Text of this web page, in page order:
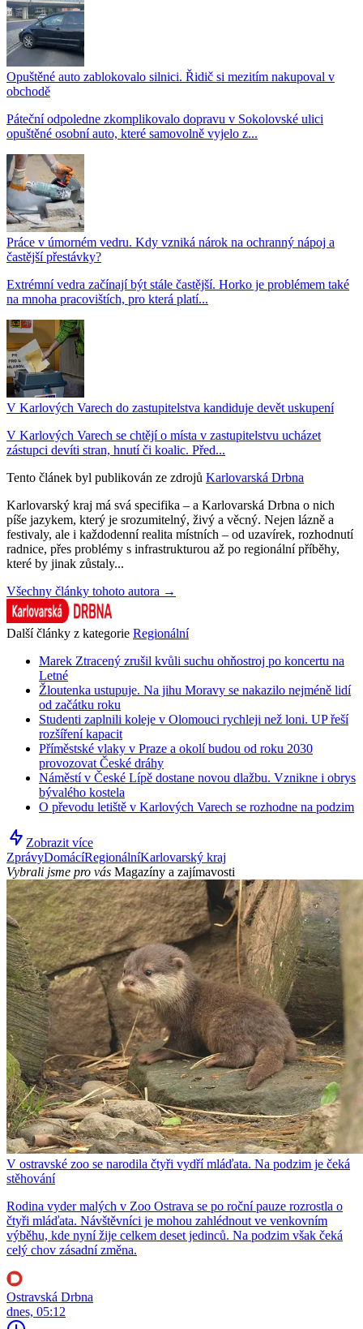
Opuštěné auto zablokovalo silnici. Řidič si mezitím nakupoval v
obchodě
Páteční odpoledne zkomplikovalo dopravu v Sokolovské ulici
opuštěné osobní auto, které samovolně vyjelo z...
Práce v úmorném vedru. Kdy vzniká nárok na ochranný nápoj a
častější přestávky?
Extrémní vedra začínají být stále častější. Horko je problémem také
na mnoha pracovištích, pro která platí...
V Karlových Varech do zastupitelstva kandiduje devět uskupení
V Karlových Varech se chtějí o místa v zastupitelstvu ucházet
zástupci devíti stran, hnutí či koalic. Před...
Tento článek byl publikován ze zdrojů Karlovarská Drbna
Karlovarský kraj má svá specifika – a Karlovarská Drbna o nich
píše jazykem, který je srozumitelný, živý a věcný. Nejen lázně a
festivaly, ale i každodenní realita místních – od uzavírek, rozhodnutí
radnice, přes problémy s infrastrukturou až po regionální příběhy,
které by jinak zůstaly...
Všechny články tohoto autora →
Další články z kategorie Regionální
Marek Ztracený zrušil kvůli suchu ohňostroj po koncertu na
Letné
Žloutenka ustupuje. Na jihu Moravy se nakazilo nejméně lidí
od začátku roku
Studenti zaplnili koleje v Olomouci rychleji než loni. UP řeší
rozšíření kapacit
Příměstské vlaky v Praze a okolí budou od roku 2030
provozovat České dráhy
Náměstí v České Lípě dostane novou dlažbu. Vznikne i obrys
bývalého kostela
O převodu letiště v Karlových Varech se rozhodne na podzim
Zobrazit více
ZprávyDomácíRegionálníKarlovarský kraj
Vybrali jsme pro vás Magazíny a zajímavosti
V ostravské zoo se narodila čtyři vydří mláďata. Na podzim je čeká
stěhování
Rodina vyder malých v Zoo Ostrava se po roční pauze rozrostla o
čtyři mláďata. Návštěvníci je mohou zahlédnout ve venkovním
výběhu, kde nyní žije celkem deset jedinců. Na podzim však čeká
celý chov zásadní změna.
Ostravská Drbna
dnes, 05:12